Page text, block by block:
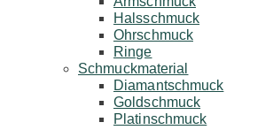
Halsschmuck
Ohrschmuck
Ringe
Schmuckmaterial
Diamantschmuck
Goldschmuck
Platinschmuck